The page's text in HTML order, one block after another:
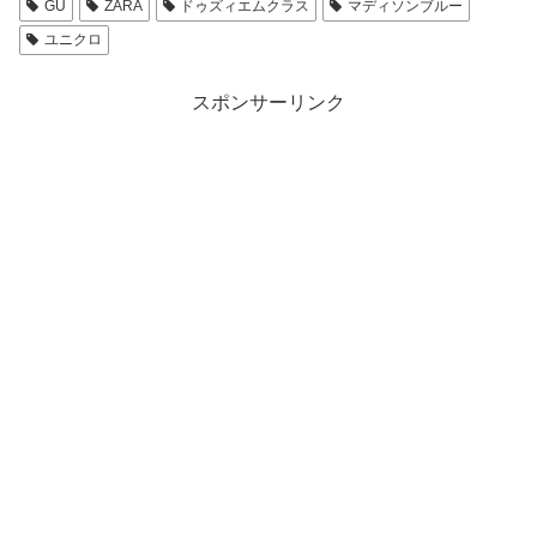
GU ZARA ドゥズィエムクラス
マディソンブルー
ユニクロ
スポンサーリンク